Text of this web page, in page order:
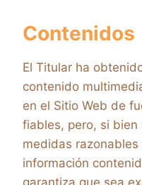
Contenidos
El Titular ha
contenido
en el Sitio Web de
fiables, pero, si
medidas
información
garantiza que sea